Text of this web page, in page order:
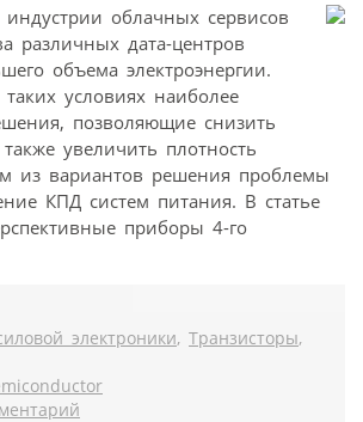
индустрии облачных сервисов
различных дата-центров
объема электроэнергии.
условиях наиболее
позволяющие снизить
увеличить плотность
из вариантов решения проблемы
КПД систем питания. В статье
приборы 4-го
электроники, Транзисторы,